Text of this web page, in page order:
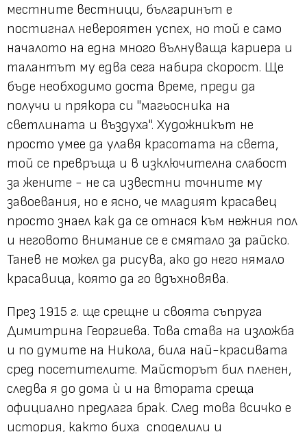
местните вестници, българинът е
постигнал невероятен успех, но той е само
началото на една много вълнуваща кариера и
талантът му едва сега набира скорост. Ще
бъде необходимо доста време, преди да
получи и прякора си "магьосника на
светлината и въздуха". Художникът не
просто умее да улавя красотата на света,
той се превръща и в изключителна слабост
за жените - не са известни точните му
завоевания, но е ясно, че младият красавец
просто знаел как да се отнася към нежния пол
и неговото внимание се е смятало за райско.
Танев не можел да рисува, ако до него нямало
красавица, която да го вдъхновява.
През 1915 г. ще срещне и своята съпруга
Димитрина Георгиева. Това става на изложба
и по думите на Никола, била най-красивата
сред посетителите. Майсторът бил пленен,
следва я до дома ѝ и на втората среща
официално предлага брак. След това всичко е
история, както биха споделили и